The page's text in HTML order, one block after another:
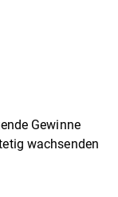
Gewinne
wachsenden